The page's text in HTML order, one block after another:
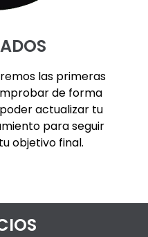
las primeras
de forma
actualizar tu
para seguir
objetivo final.